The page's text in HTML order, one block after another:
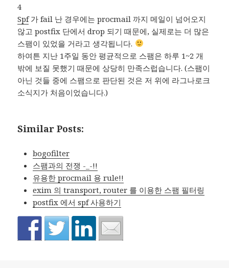
4
Spf가 fail 난 경우에는 procmail 까지 메일이 넘어오지
않고 postfix 단에서 drop 되기 때문에, 실제로는 더 많은
스팸이 있었을 거라고 생각됩니다.
하여튼 지난 1주일 동안 평균적으로 스팸은 하루 1~2 개
밖에 보질 못했기 때문에 상당히 만족스럽습니다. (스팸이
아닌 것들 중에 스팸으로 판단된 것은 저 위에 라그나로크
소식지가 처음이었습니다.)
Similar Posts:
bogofilter
스팸과의 전쟁 -_-!!
유용한 procmail 용 rule!!
exim 의 transport, router 를 이용한 스팸 필터링
postfix 에서 spf 사용하기